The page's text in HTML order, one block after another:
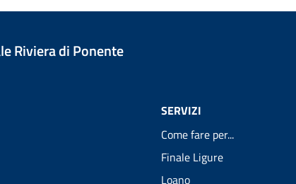
Riviera di Ponente
SERVIZI
Come fare per...
Finale Ligure
Loano